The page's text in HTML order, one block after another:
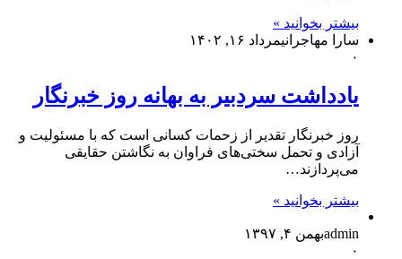
بیشتر بخوانید »
سارا مهاجرانیمرداد ۱۶, ۱۴۰۲
۰
یادداشت سردبیر به بهانه روز خبرنگار
روز خبرنگار تقدیر از زحمات کسانی است که با مسئولیت و
آزادی و تحمل سختی‌های فراوان به نگاشتن حقایقی
می‌پردازند…
بیشتر بخوانید »
adminبهمن ۴, ۱۳۹۷
۰